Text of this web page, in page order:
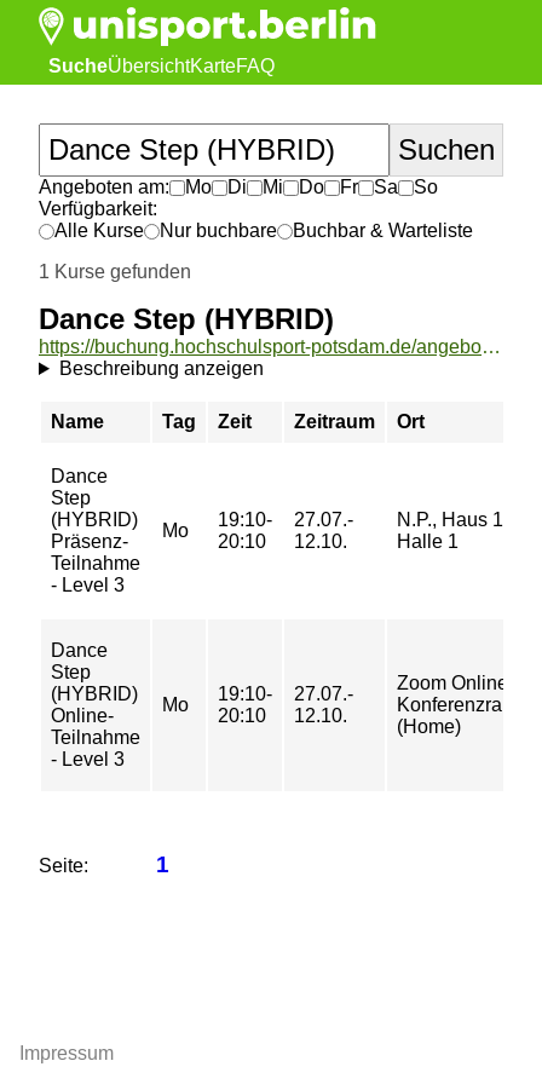
SucheÜbersichtKarteFAQ
Angeboten am: Mo Di Mi Do Fr Sa
So
Verfügbarkeit:
Alle Kurse
Nur buchbare
Buchbar & Warteliste
1 Kurse gefunden
Dance Step (HYBRID)
https://buchung.hochschulsport-potsdam.de/angebote/aktueller_zeitraum/_Dance_Step__HYBRID_.html
Beschreibung anzeigen
Name Tag Zeit Zeitraum Ort
Dance
Step
(HYBRID)
Präsenz-
Teilnahme
- Level 3
Mo
19:10-
20:10
27.07.-
12.10.
N.P., Haus 12,
Halle 1
Dance
Step
(HYBRID)
Online-
Teilnahme
- Level 3
Mo
19:10-
20:10
27.07.-
12.10.
Zoom Online-
Konferenzraum
(Home)
Seite: 1
Impressum